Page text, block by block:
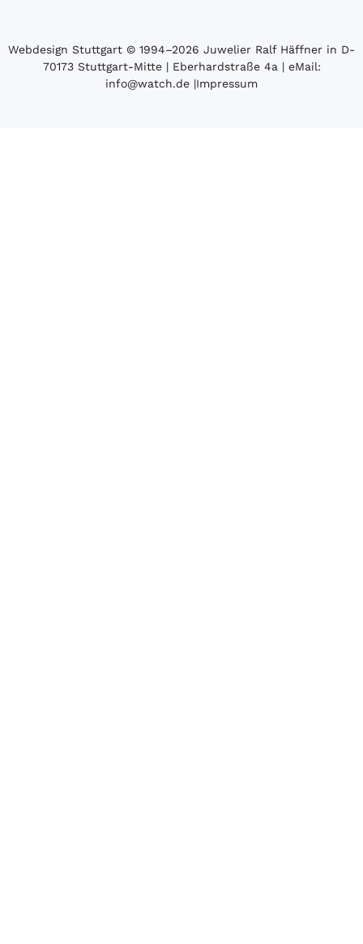
Webdesign Stuttgart © 1994­–2026 Juwelier Ralf Häffner in D-
70173 Stuttgart-Mitte | Eberhardstraße 4a | eMail:
info@watch.de |Impressum